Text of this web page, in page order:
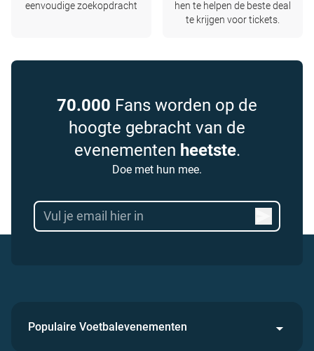
eenvoudige zoekopdracht
hen te helpen de beste deal
te krijgen voor tickets.
70.000 Fans worden op de
hoogte gebracht van de
evenementen heetste.
Doe met hun mee.
Populaire Voetbalevenementen